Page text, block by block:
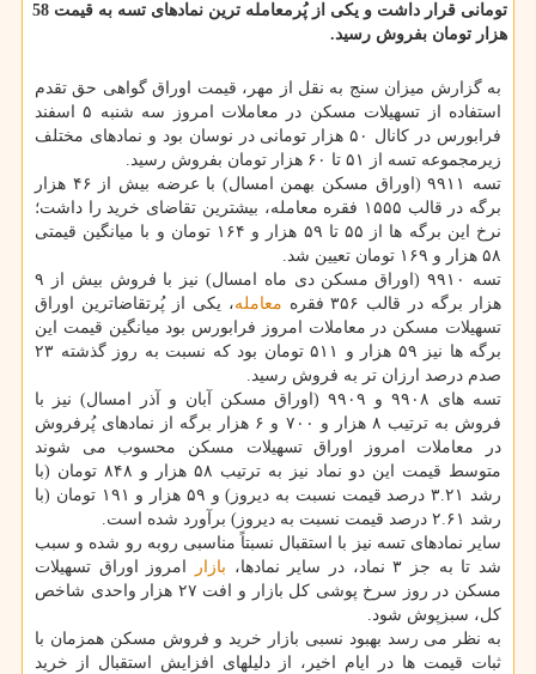
تومانی قرار داشت و یکی از پُرمعامله ترین نمادهای تسه به قیمت 58
هزار تومان بفروش رسید.
به گزارش میزان سنج به نقل از مهر، قیمت اوراق گواهی حق تقدم
استفاده از تسهیلات مسکن در معاملات امروز سه شنبه ۵ اسفند
فرابورس در کانال ۵۰ هزار تومانی در نوسان بود و نمادهای مختلف
زیرمجموعه تسه از ۵۱ تا ۶۰ هزار تومان بفروش رسید.
تسه ۹۹۱۱ (اوراق مسکن بهمن امسال) با عرضه بیش از ۴۶ هزار
برگه در قالب ۱۵۵۵ فقره معامله، بیشترین تقاضای خرید را داشت؛
نرخ این برگه ها از ۵۵ تا ۵۹ هزار و ۱۶۴ تومان و با میانگین قیمتی
۵۸ هزار و ۱۶۹ تومان تعیین شد.
تسه ۹۹۱۰ (اوراق مسکن دی ماه امسال) نیز با فروش بیش از ۹
هزار برگه در قالب ۳۵۶ فقره
معامله، یکی از پُرتقاضاترین اوراق
تسهیلات مسکن در معاملات امروز فرابورس بود میانگین قیمت این
برگه ها نیز ۵۹ هزار و ۵۱۱ تومان بود که نسبت به روز گذشته ۲۳
صدم درصد ارزان تر به فروش رسید.
تسه های ۹۹۰۸ و ۹۹۰۹ (اوراق مسکن آبان و آذر امسال) نیز با
فروش به ترتیب ۸ هزار و ۷۰۰ و ۶ هزار برگه از نمادهای پُرفروش
در معاملات امروز اوراق تسهیلات مسکن محسوب می شوند
متوسط قیمت این دو نماد نیز به ترتیب ۵۸ هزار و ۸۴۸ تومان (با
رشد ۳.۲۱ درصد قیمت نسبت به دیروز) و ۵۹ هزار و ۱۹۱ تومان (با
رشد ۲.۶۱ درصد قیمت نسبت به دیروز) برآورد شده است.
سایر نمادهای تسه نیز با استقبال نسبتاً مناسبی روبه رو شده و سبب
شد تا به جز ۳ نماد، در سایر نمادها،
بازار
امروز اوراق تسهیلات
مسکن در روز سرخ پوشی کل بازار و افت ۲۷ هزار واحدی شاخص
کل، سبزپوش شود.
به نظر می رسد بهبود نسبی بازار خرید و فروش مسکن همزمان با
ثبات قیمت ها در ایام اخیر، از دلیلهای افزایش استقبال از خرید